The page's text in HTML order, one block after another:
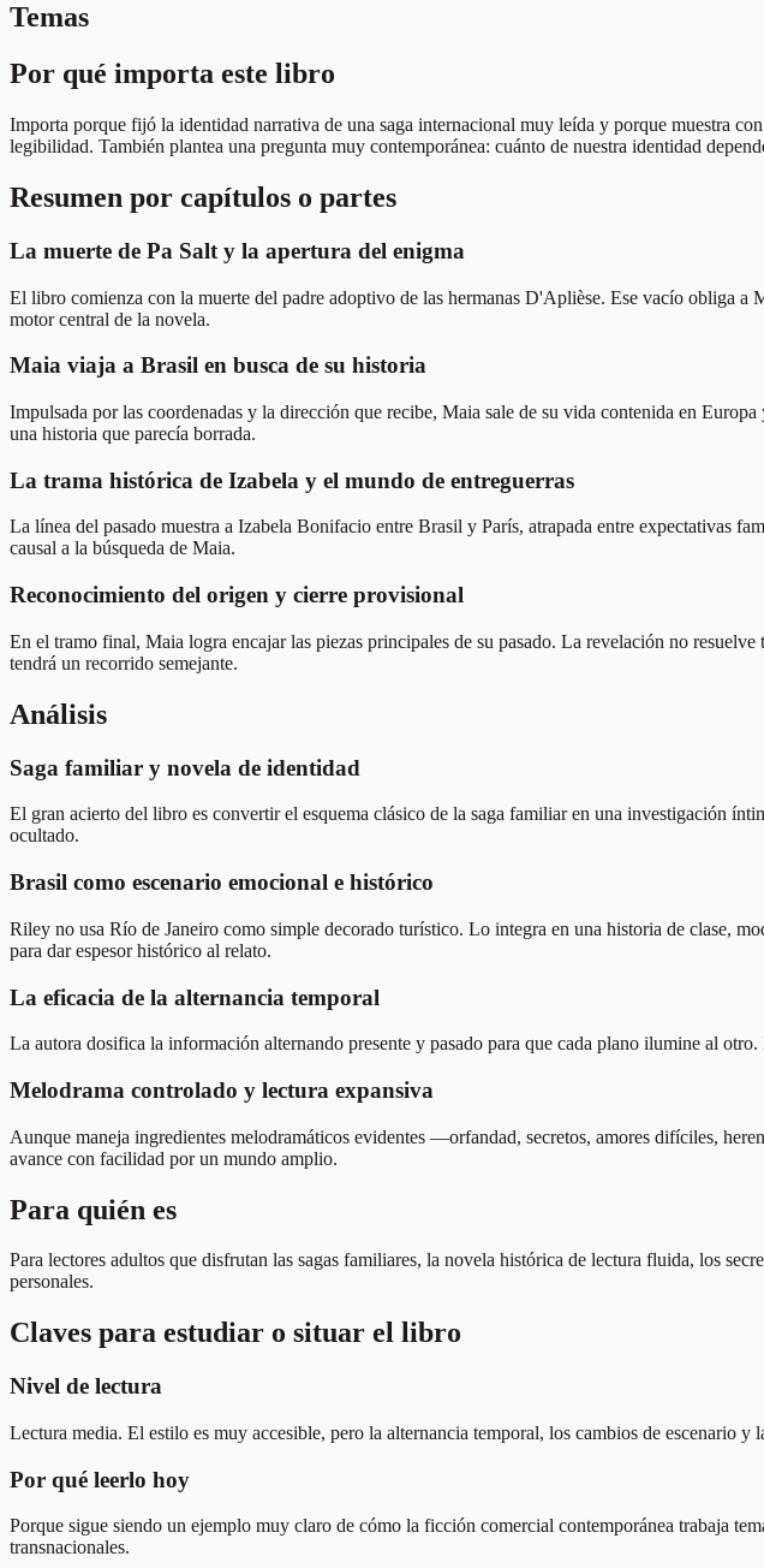
Temas
Por qué importa este libro
Importa porque fijó la identidad narrativa de una saga internacional muy leída y porque muestra
legibilidad. También plantea una pregunta muy contemporánea: cuánto de nuestra identidad
Resumen por capítulos o partes
La muerte de Pa Salt y la apertura del enigma
El libro comienza con la muerte del padre adoptivo de las hermanas D'Aplièse. Ese vacío obliga a
motor central de la novela.
Maia viaja a Brasil en busca de su historia
Impulsada por las coordenadas y la dirección que recibe, Maia sale de su vida contenida en
una historia que parecía borrada.
La trama histórica de Izabela y el mundo de entreguerras
La línea del pasado muestra a Izabela Bonifacio entre Brasil y París, atrapada entre expectativas
causal a la búsqueda de Maia.
Reconocimiento del origen y cierre provisional
En el tramo final, Maia logra encajar las piezas principales de su pasado. La revelación no
tendrá un recorrido semejante.
Análisis
Saga familiar y novela de identidad
El gran acierto del libro es convertir el esquema clásico de la saga familiar en una investigación
ocultado.
Brasil como escenario emocional e histórico
Riley no usa Río de Janeiro como simple decorado turístico. Lo integra en una historia de clase,
para dar espesor histórico al relato.
La eficacia de la alternancia temporal
La autora dosifica la información alternando presente y pasado para que cada plano ilumine al
Melodrama controlado y lectura expansiva
Aunque maneja ingredientes melodramáticos evidentes —orfandad, secretos, amores difíciles,
avance con facilidad por un mundo amplio.
Para quién es
Para lectores adultos que disfrutan las sagas familiares, la novela histórica de lectura fluida, los
personales.
Claves para estudiar o situar el libro
Nivel de lectura
Lectura media. El estilo es muy accesible, pero la alternancia temporal, los cambios de escenario
Por qué leerlo hoy
Porque sigue siendo un ejemplo muy claro de cómo la ficción comercial contemporánea trabaja
transnacionales.